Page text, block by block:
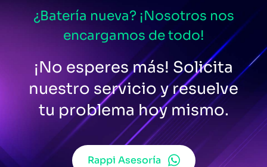
¿Batería nueva? ¡Nosotros nos
encargamos de todo!
¡No esperes más! Solicita
nuestro servicio y resuelve
tu problema hoy mismo.
Rappi Asesoría